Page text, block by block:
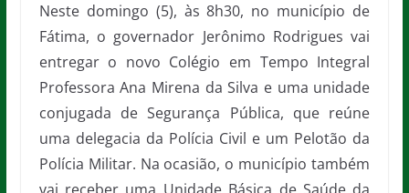
Neste domingo (5), às 8h30, no município de
Fátima, o governador Jerônimo Rodrigues vai
entregar o novo Colégio em Tempo Integral
Professora Ana Mirena da Silva e uma unidade
conjugada de Segurança Pública, que reúne
uma delegacia da Polícia Civil e um Pelotão da
Polícia Militar. Na ocasião, o município também